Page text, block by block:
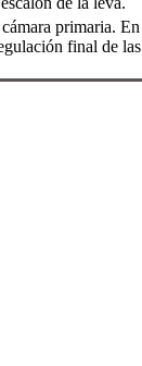
primaria. En
final de las